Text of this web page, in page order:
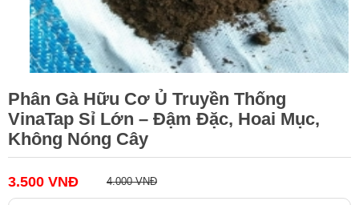
Phân Gà Hữu Cơ Ủ Truyền Thống
VinaTap Sỉ Lớn – Đậm Đặc, Hoai Mục,
Không Nóng Cây
3.500 VNĐ 4.000 VNĐ